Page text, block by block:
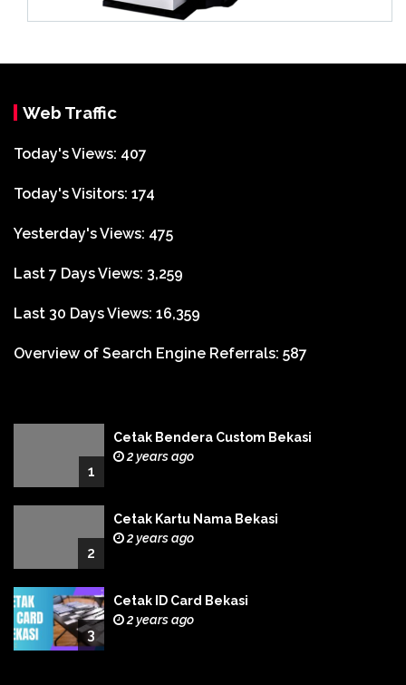
Web Traffic
Today's Views: 407
Today's Visitors: 174
Yesterday's Views: 475
Last 7 Days Views: 3,259
Last 30 Days Views: 16,359
Overview of Search Engine Referrals: 587
1
Cetak Bendera Custom Bekasi
2 years ago
2
Cetak Kartu Nama Bekasi
2 years ago
3
Cetak ID Card Bekasi
2 years ago